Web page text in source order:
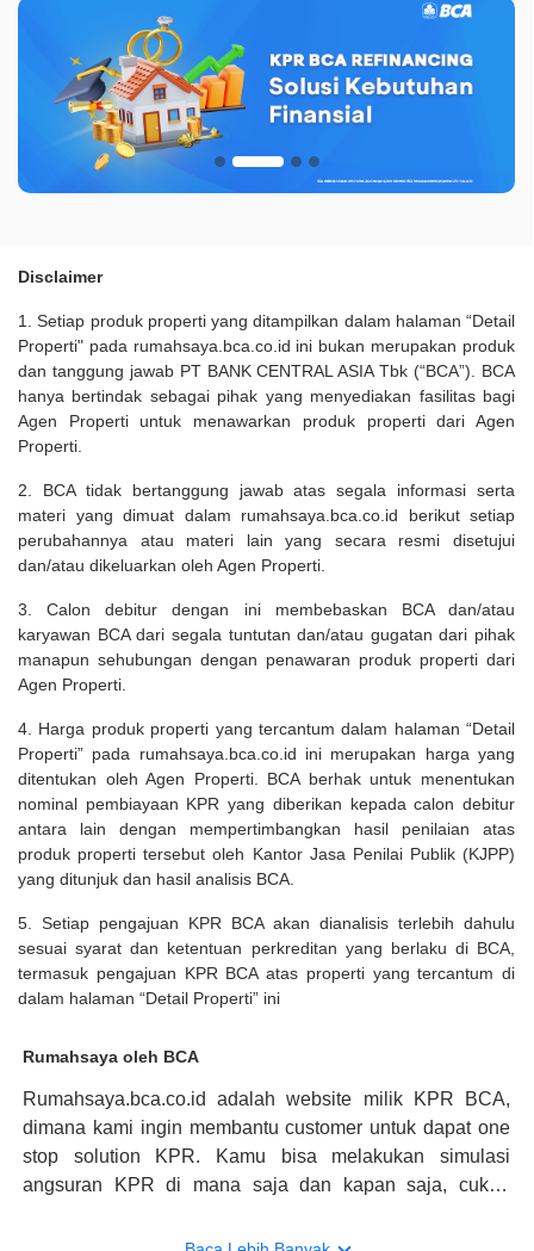
Disclaimer
1. Setiap produk properti yang ditampilkan dalam halaman “Detail
Properti" pada rumahsaya.bca.co.id ini bukan merupakan produk
dan tanggung jawab PT BANK CENTRAL ASIA Tbk (“BCA”). BCA
hanya bertindak sebagai pihak yang menyediakan fasilitas bagi
Agen Properti untuk menawarkan produk properti dari Agen
Properti.
2. BCA tidak bertanggung jawab atas segala informasi serta
materi yang dimuat dalam rumahsaya.bca.co.id berikut setiap
perubahannya atau materi lain yang secara resmi disetujui
dan/atau dikeluarkan oleh Agen Properti.
3. Calon debitur dengan ini membebaskan BCA dan/atau
karyawan BCA dari segala tuntutan dan/atau gugatan dari pihak
manapun sehubungan dengan penawaran produk properti dari
Agen Properti.
4. Harga produk properti yang tercantum dalam halaman “Detail
Properti” pada rumahsaya.bca.co.id ini merupakan harga yang
ditentukan oleh Agen Properti. BCA berhak untuk menentukan
nominal pembiayaan KPR yang diberikan kepada calon debitur
antara lain dengan mempertimbangkan hasil penilaian atas
produk properti tersebut oleh Kantor Jasa Penilai Publik (KJPP)
yang ditunjuk dan hasil analisis BCA.
5. Setiap pengajuan KPR BCA akan dianalisis terlebih dahulu
sesuai syarat dan ketentuan perkreditan yang berlaku di BCA,
termasuk pengajuan KPR BCA atas properti yang tercantum di
dalam halaman “Detail Properti” ini
Rumahsaya oleh BCA
Rumahsaya.bca.co.id adalah website milik KPR BCA,
dimana kami ingin membantu customer untuk dapat one
stop solution KPR. Kamu bisa melakukan simulasi
angsuran KPR di mana saja dan kapan saja, cukup
konsultasi mengenai KPR, maka ada layanan live chat